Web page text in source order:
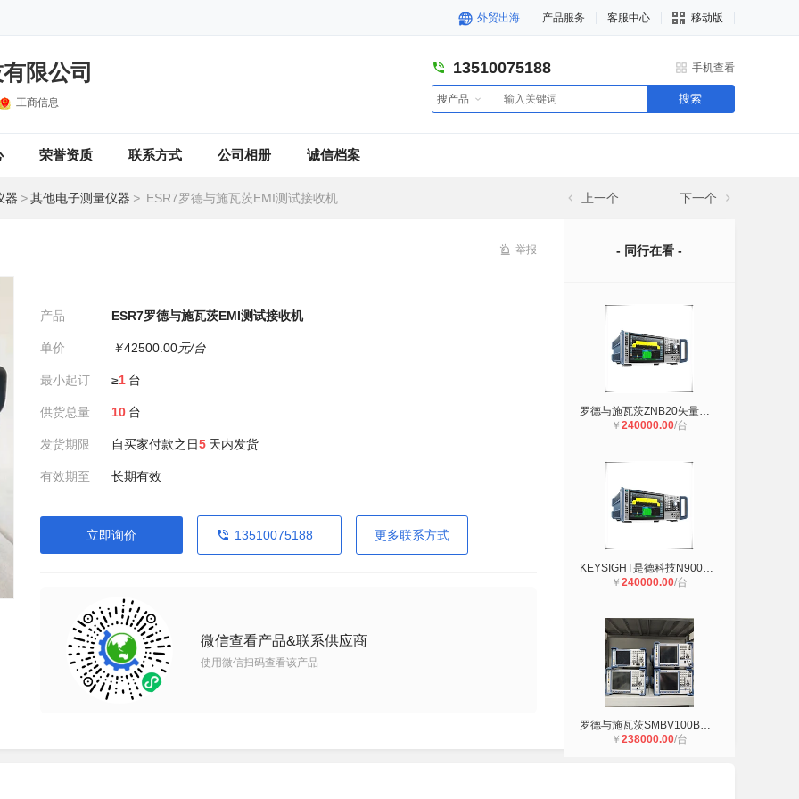
外贸出海 产品服务 客服中心 移动版
限公司
工商信息
13510075188 手机查看
搜产品 搜索
荣誉资质 联系方式 公司相册 诚信档案
器 >其他电子测量仪器 > ESR7罗德与施瓦茨EMI测试接收机 上一个 下一个
举报
产品 ESR7罗德与施瓦茨EMI测试接收机
单价 ￥42500.00元/台
最小起订 ≥1 台
供货总量 10 台
发货期限 自买家付款之日5 天内发货
有效期至 长期有效
立即询价 13510075188 更多联系方式
微信查看产品&联系供应商
使用微信扫码查看该产品
- 同行在看 -
罗德与施瓦茨ZNB20矢量网络分析仪
￥ 240000.00/台
KEYSIGHT是德科技N9000A CXA信号分析
￥ 240000.00/台
罗德与施瓦茨SMBV100B矢量信号发生器
￥ 238000.00/台